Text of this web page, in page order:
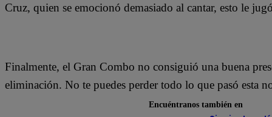
Cruz, quien se emocionó demasiado al cantar, esto le
Finalmente, el Gran Combo no consiguió una buena
eliminación. No te puedes perder todo lo que pasó esta
Encuéntranos también en